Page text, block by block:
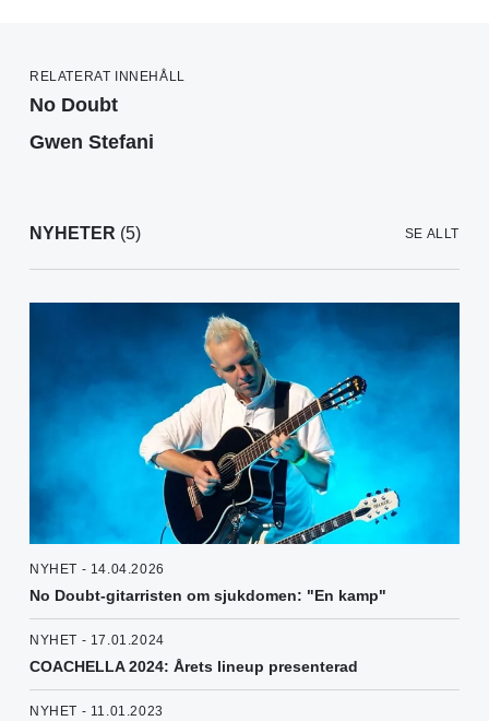
RELATERAT INNEHÅLL
No Doubt
Gwen Stefani
NYHETER (5) SE ALLT
NYHET - 14.04.2026
No Doubt-gitarristen om sjukdomen: "En kamp"
NYHET - 17.01.2024
COACHELLA 2024: Årets lineup presenterad
NYHET - 11.01.2023